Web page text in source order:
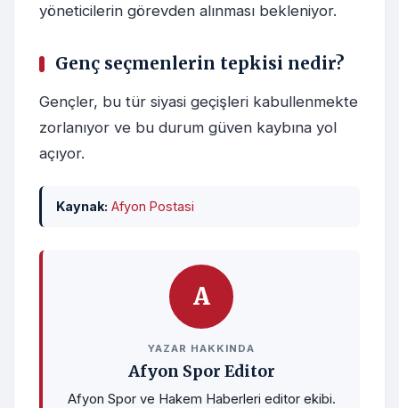
yöneticilerin görevden alınması bekleniyor.
Genç seçmenlerin tepkisi nedir?
Gençler, bu tür siyasi geçişleri kabullenmekte
zorlanıyor ve bu durum güven kaybına yol
açıyor.
Kaynak: Afyon Postasi
A
YAZAR HAKKINDA
Afyon Spor Editor
Afyon Spor ve Hakem Haberleri editor ekibi.